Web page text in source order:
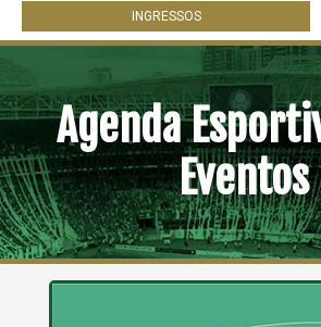
INGRESSOS
Agenda
Eventos